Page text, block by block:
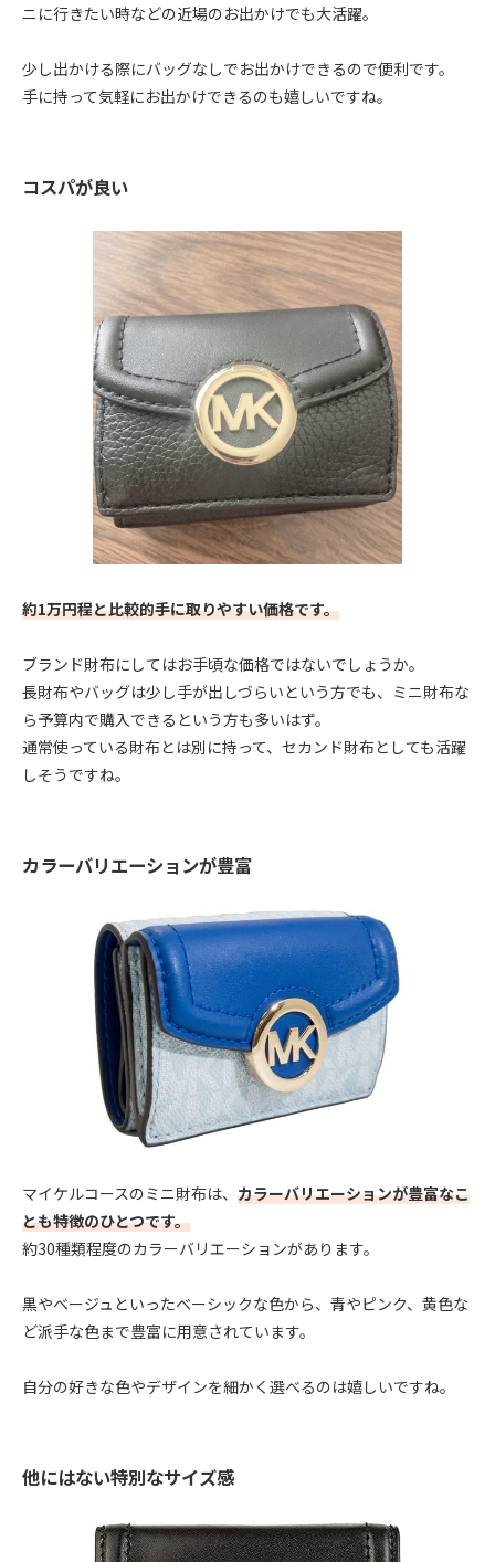
ニに行きたい時などの近場のお出かけでも大活躍。
少し出かける際にバッグなしでお出かけできるので便利です。
手に持って気軽にお出かけできるのも嬉しいですね。
コスパが良い
約1万円程と比較的手に取りやすい価格です。
ブランド財布にしてはお手頃な価格ではないでしょうか。
長財布やバッグは少し手が出しづらいという方でも、ミニ財布な
ら予算内で購入できるという方も多いはず。
通常使っている財布とは別に持って、セカンド財布としても活躍
しそうですね。
カラーバリエーションが豊富
マイケルコースのミニ財布は、 カラーバリエーションが豊富なこ
とも特徴のひとつです。
約30種類程度のカラーバリエーションがあります。
黒やベージュといったベーシックな色から、青やピンク、黄色な
ど派手な色まで豊富に用意されています。
自分の好きな色やデザインを細かく選べるのは嬉しいですね。
他にはない特別なサイズ感